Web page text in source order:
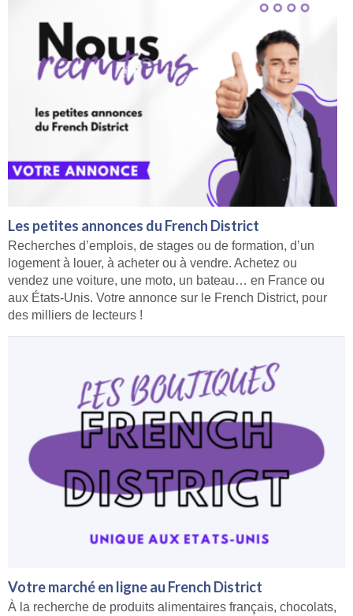
Les petites annonces du French District
Recherches d’emplois, de stages ou de formation, d’un
logement à louer, à acheter ou à vendre. Achetez ou
vendez une voiture, une moto, un bateau… en France ou
aux États-Unis. Votre annonce sur le French District, pour
des milliers de lecteurs !
Votre marché en ligne au French District
À la recherche de produits alimentaires français, chocolats,